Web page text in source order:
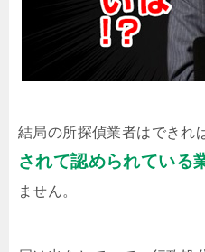
結局の所探偵業者はできれ
されて認められている
ません。